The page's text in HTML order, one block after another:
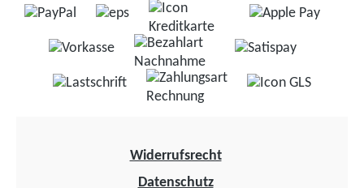
Widerrufsrecht
Datenschutz